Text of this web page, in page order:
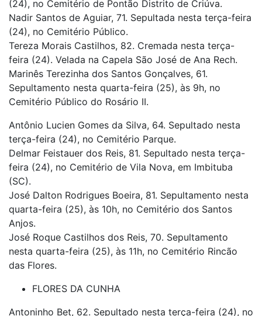
(24), no Cemitério de Pontão Distrito de Criúva.
Nadir Santos de Aguiar, 71. Sepultada nesta terça-feira
(24), no Cemitério Público.
Tereza Morais Castilhos, 82. Cremada nesta terça-
feira (24). Velada na Capela São José de Ana Rech.
Marinês Terezinha dos Santos Gonçalves, 61.
Sepultamento nesta quarta-feira (25), às 9h, no
Cemitério Público do Rosário II.
Antônio Lucien Gomes da Silva, 64. Sepultado nesta
terça-feira (24), no Cemitério Parque.
Delmar Feistauer dos Reis, 81. Sepultado nesta terça-
feira (24), no Cemitério de Vila Nova, em Imbituba
(SC).
José Dalton Rodrigues Boeira, 81. Sepultamento nesta
quarta-feira (25), às 10h, no Cemitério dos Santos
Anjos.
José Roque Castilhos dos Reis, 70. Sepultamento
nesta quarta-feira (25), às 11h, no Cemitério Rincão
das Flores.
FLORES DA CUNHA
Antoninho Bet, 62. Sepultado nesta terça-feira (24), no